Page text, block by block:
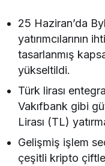
25 Haziran’da
yatırımcılarının
tasarlanmış
yükseltildi.
Türk lirası
Vakıfbank gibi
Lirası (TL)
Gelişmiş işlem
çeşitli kripto